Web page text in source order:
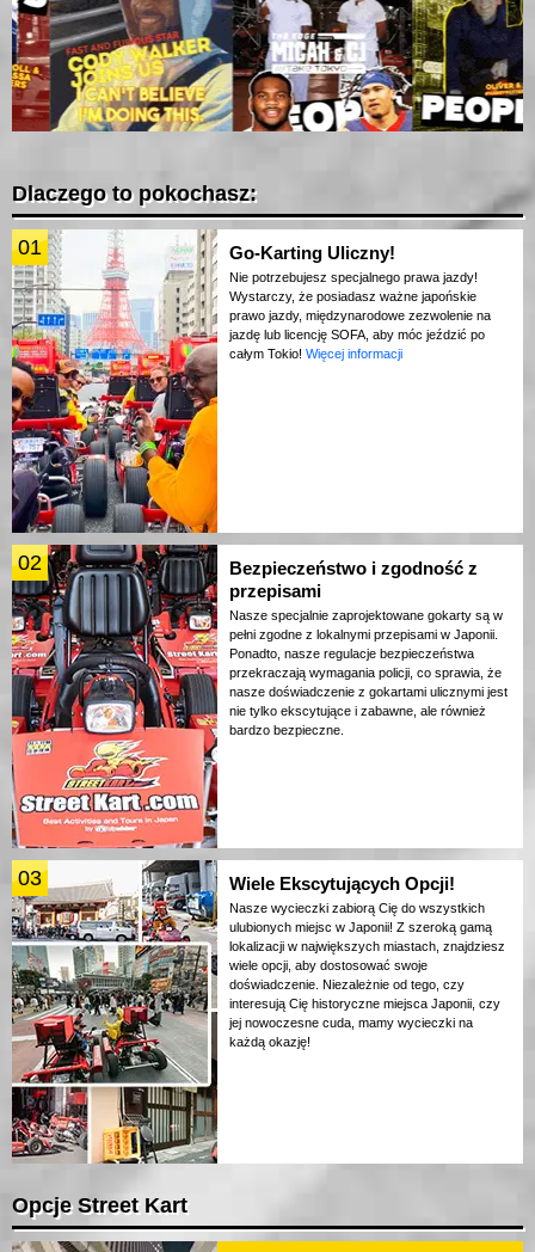
Dlaczego to pokochasz:
01 Go-Karting Uliczny!
Nie potrzebujesz specjalnego prawa jazdy!
Wystarczy, że posiadasz ważne japońskie
prawo jazdy, międzynarodowe zezwolenie na
jazdę lub licencję SOFA, aby móc jeździć po
całym Tokio! Więcej informacji
02
Bezpieczeństwo i zgodność z
przepisami
Nasze specjalnie zaprojektowane gokarty są w
pełni zgodne z lokalnymi przepisami w Japonii.
Ponadto, nasze regulacje bezpieczeństwa
przekraczają wymagania policji, co sprawia, że
nasze doświadczenie z gokartami ulicznymi jest
nie tylko ekscytujące i zabawne, ale również
bardzo bezpieczne.
03 Wiele Ekscytujących Opcji!
Nasze wycieczki zabiorą Cię do wszystkich
ulubionych miejsc w Japonii! Z szeroką gamą
lokalizacji w największych miastach, znajdziesz
wiele opcji, aby dostosować swoje
doświadczenie. Niezależnie od tego, czy
interesują Cię historyczne miejsca Japonii, czy
jej nowoczesne cuda, mamy wycieczki na
każdą okazję!
Opcje Street Kart